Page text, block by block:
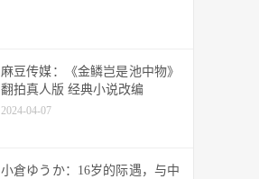
麻豆传媒：《金鳞岂是池中物》
翻拍真人版 经典小说改编
2024-04-07
小倉ゆうか：16岁的际遇，与中